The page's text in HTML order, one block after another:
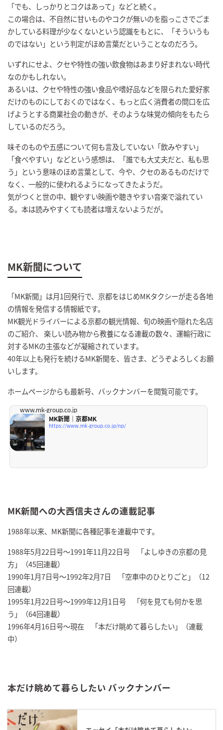
「でも、しっかりとコクはあって」などと続く。
この場合は、不自然に甘いものやコクが無いのを脂っこさでごま
かしている料理が少なくないという認識をもとに、「そういうも
のではない」という判定がほめ言葉だということなのだろう。
いずれにせよ、クセや特性の強い飲食物はあまり好まれない時代
なのかもしれない。
あるいは、クセや特性の強い食品や嗜好品などを限られた愛好家
だけのものにしておくのではなく、もっと広く消費者の間口を広
げようとする商業社会の動きが、そのような味覚の傾向をもたら
しているのだろう。
味そのものや五感について何も言及していない「飲みやすい」
「食べやすい」などという感想は、「誰でも大丈夫だと、私も思
う」という意味のほめ言葉として、今や、クセのあるものだけで
なく、一般的に使われるようになってきたようだ。
気がつくと世の中、観やすい映画や聴きやすい音楽で溢れてい
る。本は読みやすくても読者は増えないようだが。
MK新聞について
「MK新聞」は月1回発行で、京都をはじめMKタクシーが走る各地
の情報を発信する情報紙です。
MK観光ドライバーによる京都の観光情報、旬の映画や隠れた名店
のご紹介、 楽しい読み物から教養になる連載の数々、運輸行政に
対するMKの主張などが凝縮されています。
40年以上も発行を続けるMK新聞を、皆さま、どうぞよろしくお願
いします。
ホームページからも最新号、バックナンバーを閲覧可能です。
www.mk-group.co.jp
MK新聞｜京都MK
https://www.mk-group.co.jp/np/
MK新聞への大西信夫さんの連載記事
1988年以来、MK新聞に各種記事を連載中です。
1988年5月22日号～1991年11月22日号 「よしゆきの京都の見
方」（45回連載）
1990年1月7日号～1992年2月7日 「空車中のひとりごと」（12
回連載）
1995年1月22日号～1999年12月1日号 「何を見ても何かを思
う」（64回連載）
1996年4月16日号～現在 「本だけ眺めて暮らしたい」（連載
中）
本だけ眺めて暮らしたい バックナンバー